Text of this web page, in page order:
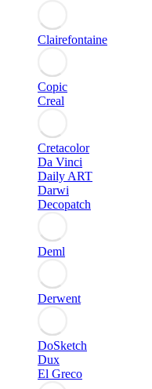
Clairefontaine
Copic
Creal
Cretacolor
Da Vinci
Daily ART
Darwi
Decopatch
Deml
Derwent
DoSketch
Dux
El Greco